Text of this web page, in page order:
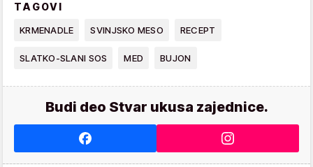
TAGOVI
KRMENADLE SVINJSKO MESO RECEPT
SLATKO-SLANI SOS MED BUJON
Budi deo Stvar ukusa zajednice.